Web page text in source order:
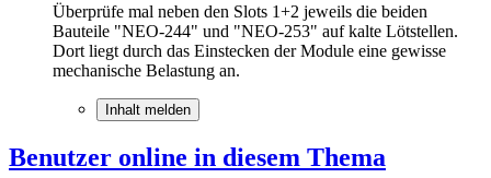
Überprüfe mal neben den Slots 1+2 jeweils die beiden
Bauteile "NEO-244" und "NEO-253" auf kalte Lötstellen.
Dort liegt durch das Einstecken der Module eine gewisse
mechanische Belastung an.
Inhalt melden
Benutzer online in diesem Thema